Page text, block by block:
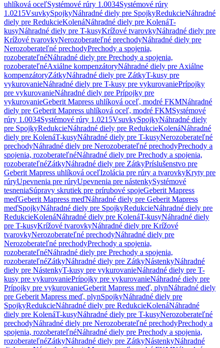
uhlíková oceľSystémové rúry 1.0034Systémové rúry
1.0215VsuvkySpojkyNáhradné diely pre SpojkyRedukcieNáhradné
diely pre RedukcieKolenáNáhradné diely pre KolenáT-
kusyNáhradné diely pre T-kusyKrížové tvarovkyNáhradné diely pre
Krížové tvarovkyNerozoberateľné prechodyNáhradné diely pre
Nerozoberateľné prechodyPrechody a spojenia,
rozoberateľnéNáhradné diely pre Prechody a spojenia,
rozoberateľnéAxiálne kompenzátoryNáhradné diely pre Axiálne
kompenzátoryZátkyNáhradné diely pre ZátkyT-kusy pre
vykurovanieNáhradné diely pre T-kusy pre vykurovaniePrípojky
pre vykurovanieNáhradné diely pre Prípojky pre
vykurovanieGeberit Mapress uhlíková oceľ, modré FKMNáhradné
diely pre Geberit Mapress uhlíková oceľ, modré FKMSystémové
rúry 1.0034Systémové rúry 1.0215VsuvkySpojkyNáhradné diely
pre SpojkyRedukcieNáhradné diely pre RedukcieKolenáNáhradné
diely pre KolenáT-kusyNáhradné diely pre T-kusyNerozoberateľné
prechodyNáhradné diely pre Nerozoberateľné prechodyPrechody a
spojenia, rozoberateľnéNáhradné diely pre Prechody a spojenia,
rozoberateľnéZátkyNáhradné diely pre ZátkyPríslušenstvo pre
Geberit Mapress uhlíková oceľIzolácia pre rúry a tvarovkyKryty pre
rúryUpevnenia pre rúryUpevnenia pre nástenkySystémové
tesneniaSúpravy skrutiek pre prírubové spojeGeberit Mapress
meďGeberit Mapress meďNáhradné diely pre Geberit Mapress
meďSpojkyNáhradné diely pre SpojkyRedukcieNáhradné diely pre
RedukcieKolenáNáhradné diely pre KolenáT-kusyNáhradné diely
pre T-kusyKrížové tvarovkyNáhradné diely pre Krížové
tvarovkyNerozoberateľné prechodyNáhradné diely pre
Nerozoberateľné prechodyPrechody a spojenia,
rozoberateľnéNáhradné diely pre Prechody a spojenia,
rozoberateľnéZátkyNáhradné diely pre ZátkyNástenkyNáhradné
diely pre NástenkyT-kusy pre vykurovanieNáhradné diely pre T-
kusy pre vykurovaniePrípojky pre vykurovanieNáhradné diely pre
Prípojky pre vykurovanieGeberit Mapress meď, plynNáhradné diely
pre Geberit Mapress meď, plynSpojkyNáhradné diely pre
SpojkyRedukcieNáhradné diely pre RedukcieKolenáNáhradné
diely pre KolenáT-kusyNáhradné diely pre T-kusyNerozoberateľné
prechodyNáhradné diely pre Nerozoberateľné prechodyPrechody a
spojenia, rozoberateľnéNáhradné diely pre Prechody a spojenia,
rozoberateľnéZátkyNáhradné diely pre ZátkyNástenkyNáhradné